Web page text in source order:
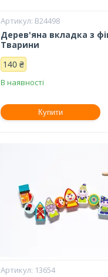
B24498
Дерев'яна вкладка з
Тварини
140 ₴
В наявності
Купити
13654